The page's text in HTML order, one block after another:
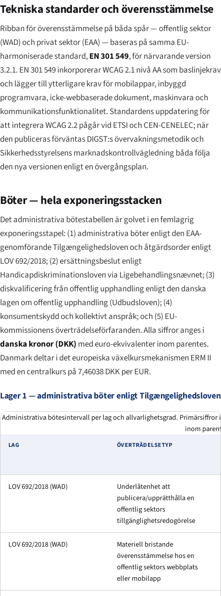
Tekniska standarder och överensstämmelse
Ribban för överensstämmelse på båda spår — offentlig sektor
(WAD) och privat sektor (EAA) — baseras på samma EU-
harmoniserade standard,EN 301 549, för närvarande version
3.2.1. EN 301 549 inkorporerar WCAG 2.1 nivå AA som baslinjekrav
och lägger till ytterligare krav för mobilappar, inbyggd
programvara, icke-webbaserade dokument, maskinvara och
kommunikationsfunktionalitet. Standardens uppdatering för
att integrera WCAG 2.2 pågår vid ETSI och CEN-CENELEC; när
den publiceras förväntas DIGST:s övervakningsmetodik och
Sikkerhedsstyrelsens marknadskontrollvägledning båda följa
den nya versionen enligt en övergångsplan.
Böter — hela exponeringsstacken
Det administrativa bötestabellen är golvet i en femlagrig
exponeringsstapel: (1) administrativa böter enligt den EAA-
genomförande Tilgængelighedsloven och åtgärdsorder enligt
LOV 692/2018; (2) ersättningsbeslut enligt
Handicapdiskriminationsloven via Ligebehandlingsnævnet; (3)
diskvalificering från offentlig upphandling enligt den danska
lagen om offentlig upphandling (Udbudsloven); (4)
konsumentskydd och kollektivt anspråk; och (5) EU-
kommissionens överträdelseförfaranden. Alla siffror anges i
danska kronor (DKK) med euro-ekvivalenter inom parentes.
Danmark deltar i det europeiska växelkursmekanismen ERM II
med en centralkurs på 7,46038 DKK per EUR.
Lager 1 — administrativa böter enligt Tilgængelighedsloven
Administrativa bötesintervall per lag och allvarlighetsgrad. Primärsiffror i
inom
LAG ÖVERTRÄDELSETYP
LOV 692/2018 (WAD)
Underlåtenhet att
publicera/upprätthålla en
offentlig sektors
tillgänglighetsredogörelse
LOV 692/2018 (WAD)
Materiell bristande
överensstämmelse hos en
offentlig sektors webbplats
eller mobilapp